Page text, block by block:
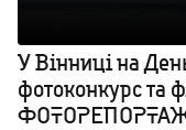
У Вінниці на
фотоконкурс та